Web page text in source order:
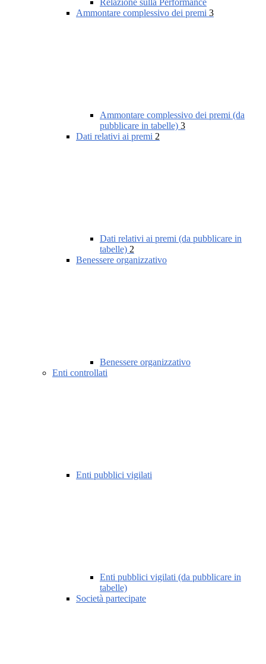
Relazione sulla Performance
Ammontare complessivo dei premi 3
Ammontare complessivo dei premi (da
pubblicare in tabelle) 3
Dati relativi ai premi 2
Dati relativi ai premi (da pubblicare in
tabelle) 2
Benessere organizzativo
Benessere organizzativo
Enti controllati
Enti pubblici vigilati
Enti pubblici vigilati (da pubblicare in
tabelle)
Società partecipate